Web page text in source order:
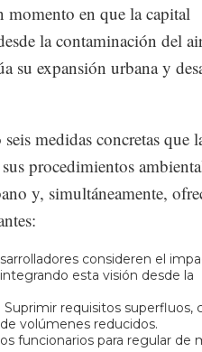
momento en que la capital
la contaminación del
su expansión urbana y
medidas concretas que
procedimientos
y, simultáneamente,
consideren el
esta visión desde la
: Suprimir requisitos superfluos,
volúmenes reducidos.
funcionarios para regular de